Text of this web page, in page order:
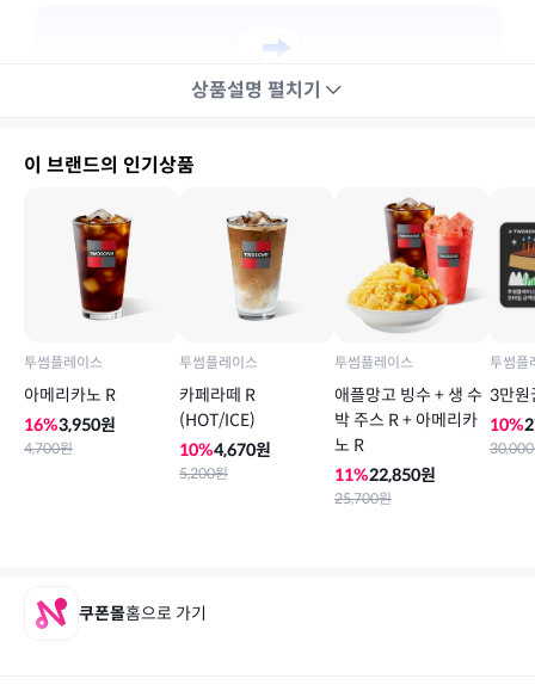
상품설명 펼치기
이 브랜드의 인기상품
투썸플레이스
아메리카노 R
16%3,950원
4,700원
투썸플레이스
카페라떼 R
(HOT/ICE)
10%4,670원
5,200원
투썸플레이스
애플망고 빙수 + 생 수
박 주스 R + 아메리카
노 R
11%22,850원
25,700원
투썸플
3만원
10%
30,000
쿠폰몰홈으로 가기